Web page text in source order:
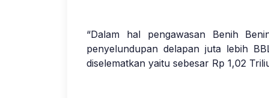
“Dalam hal pengawasan Benih
penyelundupan delapan juta lebih
diselematkan yaitu sebesar Rp 1,02